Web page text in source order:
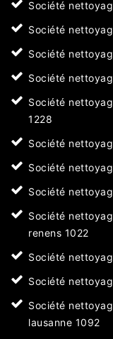
Société
Société
Société
Société
Société
1228
Société
Société
Société
Société
renens 1022
Société
Société
Société
lausanne 1092